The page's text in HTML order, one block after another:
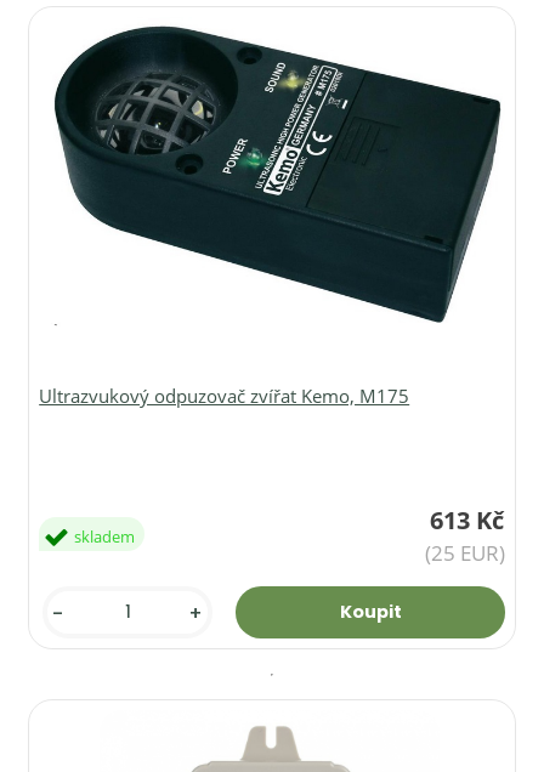
Ultrazvukový odpuzovač zvířat Kemo, M175
613 Kč
(25 EUR)
skladem
- +